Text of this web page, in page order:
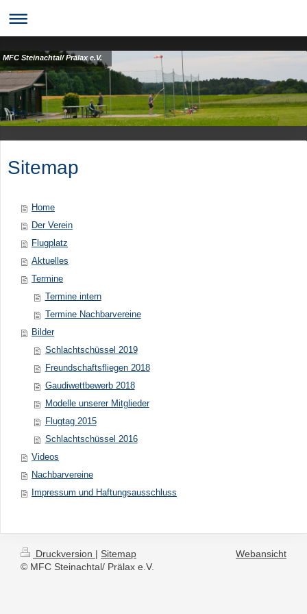
MFC Steinachtal/ Prälax e.V.
Sitemap
Home
Der Verein
Flugplatz
Aktuelles
Termine
Termine intern
Termine Nachbarvereine
Bilder
Schlachtschüssel 2019
Freundschaftsfliegen 2018
Gaudiwettbewerb 2018
Modelle unserer Mitglieder
Flugtag 2015
Schlachtschüssel 2016
Videos
Nachbarvereine
Impressum und Haftungsausschluss
Druckversion | Sitemap
© MFC Steinachtal/ Prälax e.V.
Webansicht